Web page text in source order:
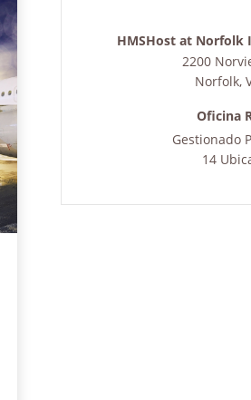
HMSHost at
2200
Norfolk,
Oficina
Gestionado
14